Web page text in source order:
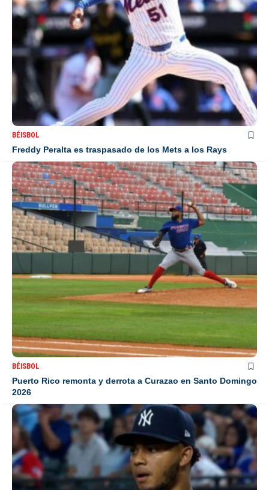
BÉISBOL
Freddy Peralta es traspasado de los Mets a los Rays
BÉISBOL
Puerto Rico remonta y derrota a Curazao en Santo Domingo
2026